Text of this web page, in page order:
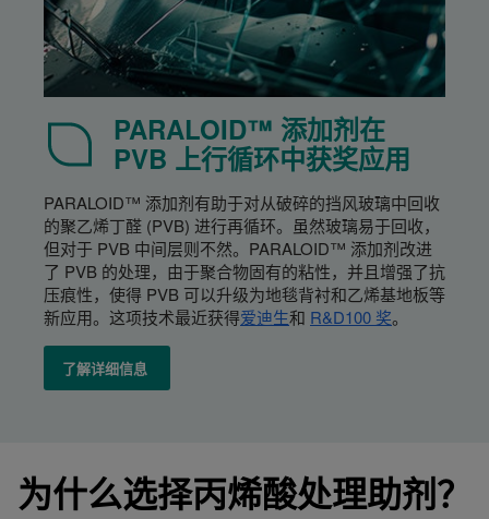
PARALOID™ 添加剂在
PVB 上行循环中获奖应用
PARALOID™ 添加剂有助于对从破碎的挡风玻璃中回收
的聚乙烯丁醛 (PVB) 进行再循环。虽然玻璃易于回收，
但对于 PVB 中间层则不然。PARALOID™ 添加剂改进
了 PVB 的处理，由于聚合物固有的粘性，并且增强了抗
压痕性，使得 PVB 可以升级为地毯背衬和乙烯基地板等
新应用。这项技术最近获得爱迪生和 R&D100 奖。
了解详细信息
为什么选择丙烯酸处理助剂？